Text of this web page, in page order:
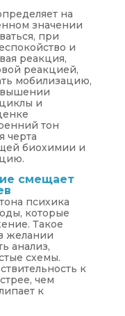
на
значении
при
и
реакция,
реакцией,
мобилизацию,
и
тон
черта
биохимии и
смещает
психика
которые
Такое
желании
анализ,
схемы.
к
чем
к